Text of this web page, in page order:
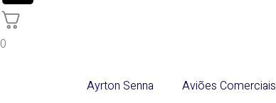
0
Ayrton Senna Aviões Comerciais